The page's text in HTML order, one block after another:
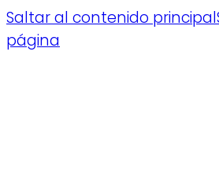
Saltar al contenido principal
página